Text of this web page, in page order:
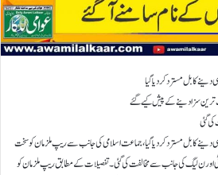
کا بل مسترد کر دیا گیا
سزا دینے کے پیش کیے گئے
گئی
دینے کا بل مسترد کر دیا گیا، جماعت اسلامی کی جانب سے ریپ ملزمان کو سخت
اور ن لیگ کی جانب سے مخالفت کی گئی۔ تفصیلات کے مطابق ریپ ملزمان کو